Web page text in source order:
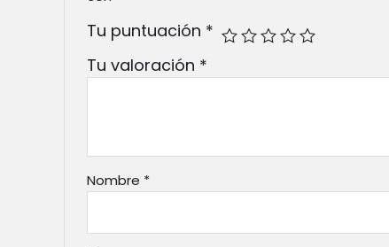
Tu puntuación *
Tu valoración *
Nombre *